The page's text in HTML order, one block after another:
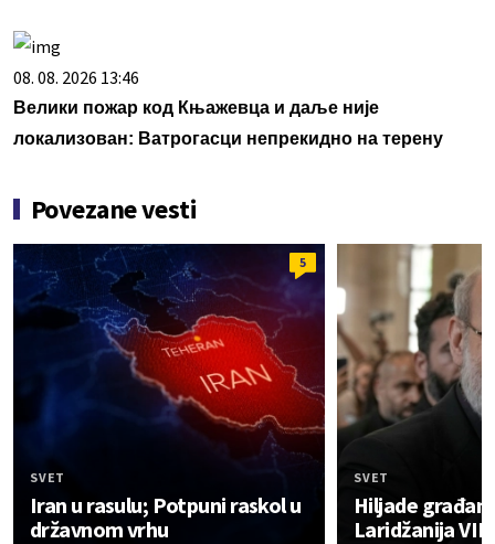
08. 08. 2026 13:46
Велики пожар код Књажевца и даље није
локализован: Ватрогасци непрекидно на терену
Povezane vesti
5
SVET
Iran u rasulu; Potpuni raskol u
državnom vrhu
SVET
Hiljade
Laridžanija